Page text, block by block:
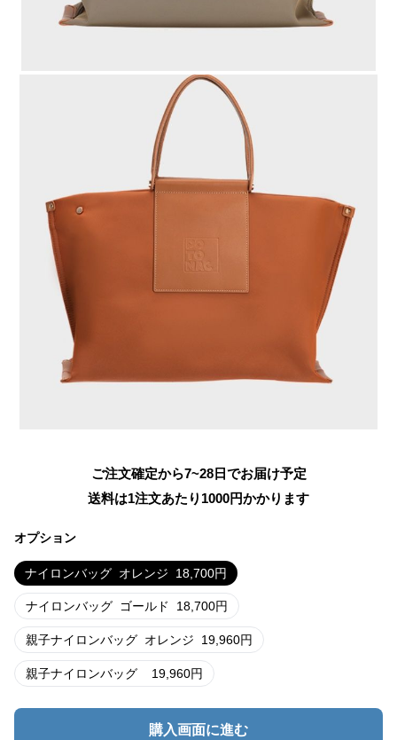
ご注文確定から7~28日でお届け予定
送料は1注文あたり 1000円かかります
オプション
ナイロンバッグ オレンジ 18,700円
ナイロンバッグ ゴールド 18,700円
親子ナイロンバッグ オレンジ 19,960円
親子ナイロンバッグ 19,960円
購入画面に進む